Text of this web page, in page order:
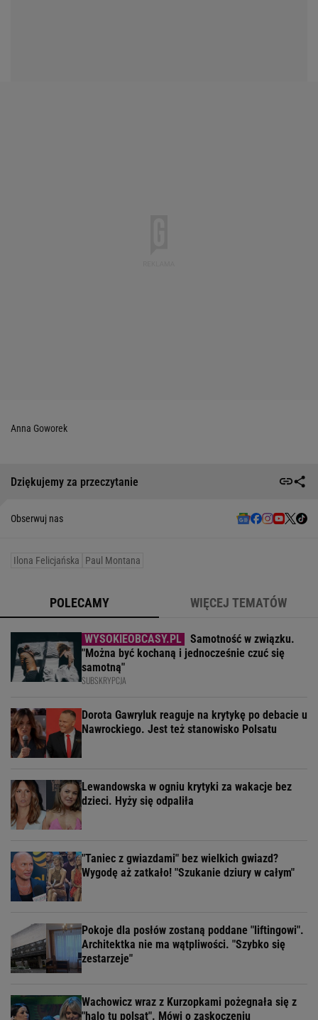
Anna Goworek
Dziękujemy za przeczytanie
Obserwuj nas
Ilona Felicjańska Paul Montana
POLECAMY WIĘCEJ TEMATÓW
Samotność w związku.
"Można być kochaną i jednocześnie czuć się
samotną"
SUBSKRYPCJA
Dorota Gawryluk reaguje na krytykę po debacie u
Nawrockiego. Jest też stanowisko Polsatu
Lewandowska w ogniu krytyki za wakacje bez
dzieci. Hyży się odpaliła
"Taniec z gwiazdami" bez wielkich gwiazd?
Wygodę aż zatkało! "Szukanie dziury w całym"
Pokoje dla posłów zostaną poddane "liftingowi".
Architektka nie ma wątpliwości. "Szybko się
zestarzeje"
Wachowicz wraz z Kurzopkami pożegnała się z
"halo tu polsat". Mówi o zaskoczeniu